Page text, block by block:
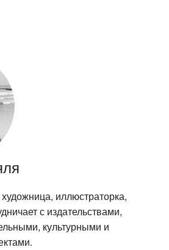
иллюстраторка,
с издательствами,
культурными и